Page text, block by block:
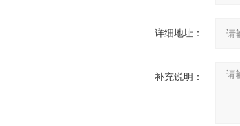
详细地址：
补充说明：